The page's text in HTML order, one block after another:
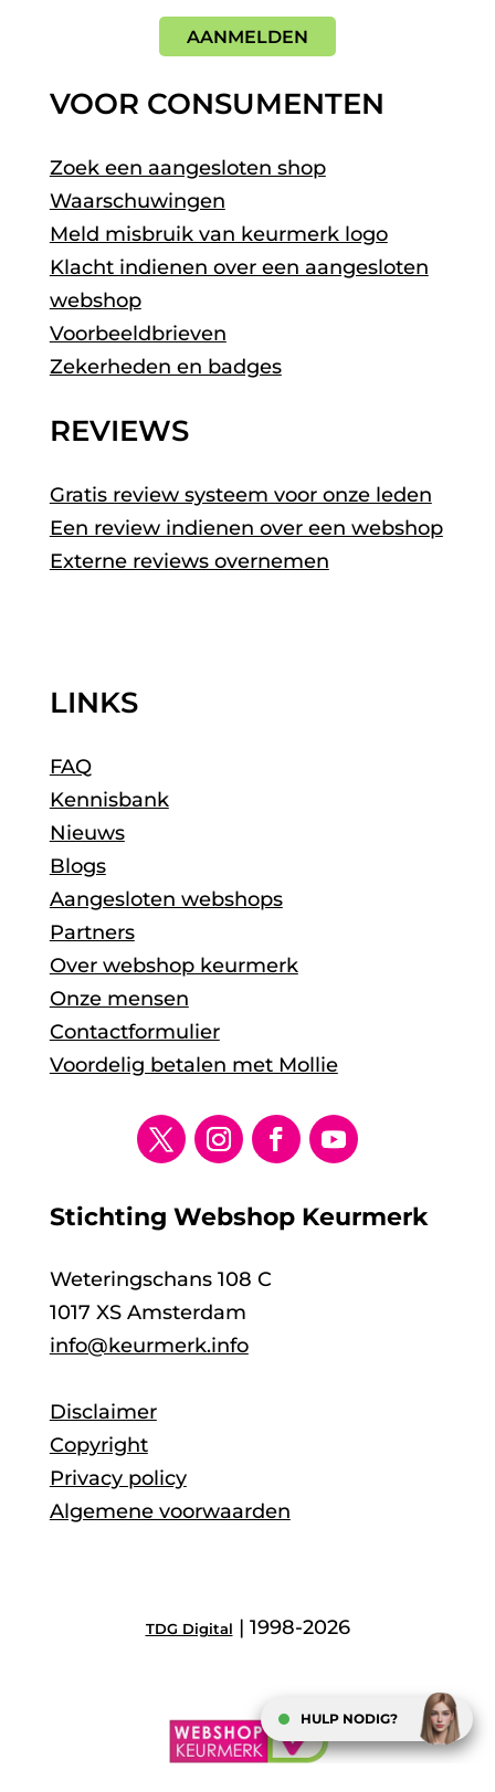
AANMELDEN
VOOR CONSUMENTEN
Zoek een aangesloten shop
Waarschuwingen
Meld misbruik van keurmerk logo
Klacht indienen over een aangesloten
webshop
Voorbeeldbrieven
Zekerheden en badges
REVIEWS
Gratis review systeem voor onze leden
Een review indienen over een webshop
Externe reviews overnemen
LINKS
FAQ
Kennisbank
Nieuws
Blogs
Aangesloten webshops
Partners
Over webshop keurmerk
Onze mensen
Contactformulier
Voordelig betalen met Mollie
Stichting Webshop Keurmerk
Weteringschans 108 C
1017 XS Amsterdam
info@keurmerk.info
Disclaimer
Copyright
Privacy policy
Algemene voorwaarden
TDG Digital | 1998-2026
HULP NODIG?